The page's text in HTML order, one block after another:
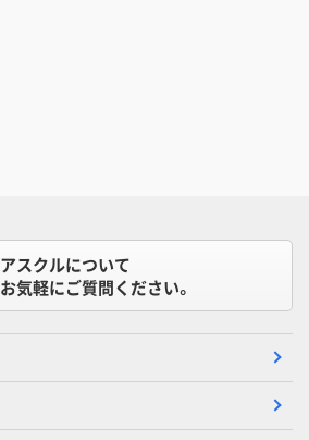
アスクルについて
お気軽にご質問ください。